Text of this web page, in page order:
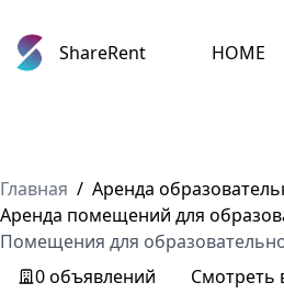
ShareRent HOME
Главная / Аренда
Аренда помещений для
Помещения для
0 объявлений
Смотреть